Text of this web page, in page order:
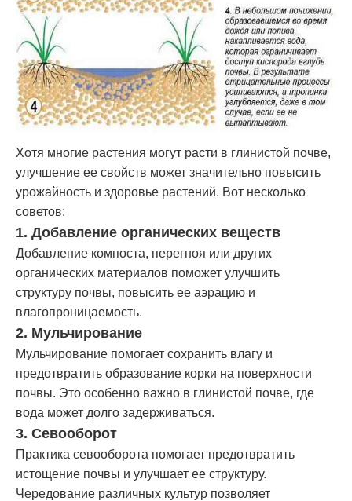
Хотя многие растения могут расти в глинистой почве,
улучшение ее свойств может значительно повысить
урожайность и здоровье растений. Вот несколько
советов:
1. Добавление органических веществ
Добавление компоста, перегноя или других
органических материалов поможет улучшить
структуру почвы, повысить ее аэрацию и
влагопроницаемость.
2. Мульчирование
Мульчирование помогает сохранить влагу и
предотвратить образование корки на поверхности
почвы. Это особенно важно в глинистой почве, где
вода может долго задерживаться.
3. Севооборот
Практика севооборота помогает предотвратить
истощение почвы и улучшает ее структуру.
Чередование различных культур позволяет